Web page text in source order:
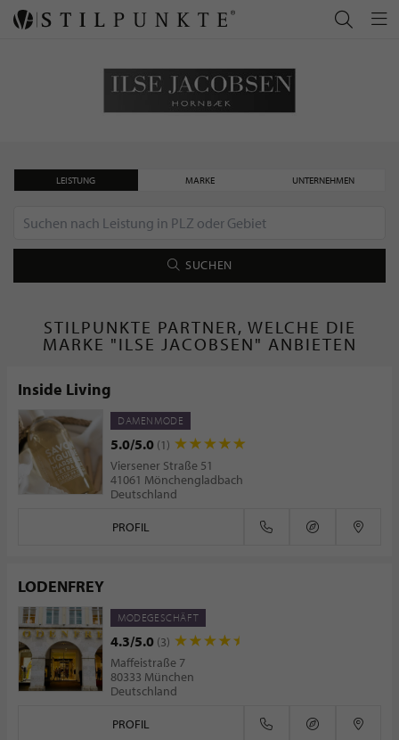
LEISTUNG MARKE UNTERNEHMEN
SUCHEN
STILPUNKTE PARTNER, WELCHE DIE
MARKE "ILSE JACOBSEN" ANBIETEN
Inside Living
DAMENMODE
5.0/5.0 (1)
Viersener Straße 51
41061 Mönchengladbach
Deutschland
PROFIL
LODENFREY
MODEGESCHÄFT
4.3/5.0 (3)
Maffeistraße 7
80333 München
Deutschland
PROFIL